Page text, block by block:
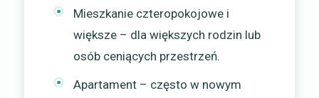
Mieszkanie czteropokojowe i
większe – dla większych rodzin lub
osób ceniących przestrzeń.
Apartament – często w nowym